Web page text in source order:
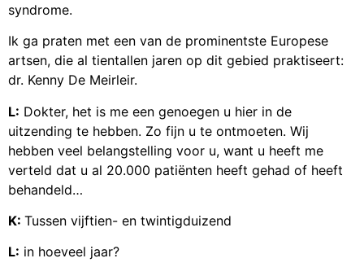
syndrome.
Ik ga praten met een van de prominentste Europese
artsen, die al tientallen jaren op dit gebied praktiseert:
dr. Kenny De Meirleir.
L: Dokter, het is me een genoegen u hier in de
uitzending te hebben. Zo fijn u te ontmoeten. Wij
hebben veel belangstelling voor u, want u heeft me
verteld dat u al 20.000 patiënten heeft gehad of heeft
behandeld…
K: Tussen vijftien- en twintigduizend
L: in hoeveel jaar?